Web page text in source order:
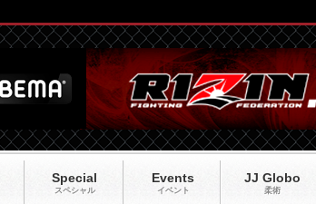
Special
スペシャル
Events
イベント
JJ Globo
柔術